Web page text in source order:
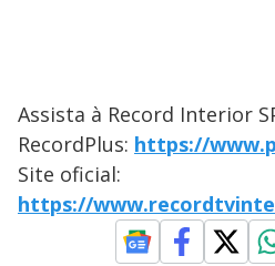
Assista à Record Interior
RecordPlus: https://
Site oficial:
https://